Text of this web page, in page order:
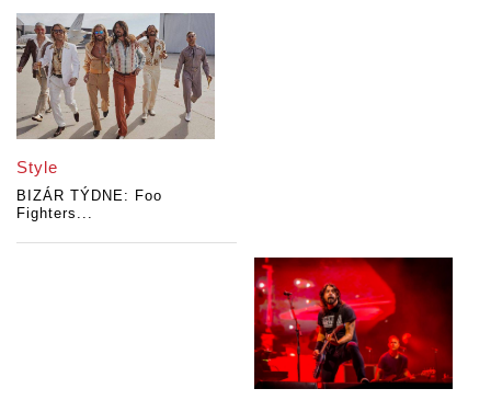
Style
BIZÁR TÝDNE: Foo
Fighters...